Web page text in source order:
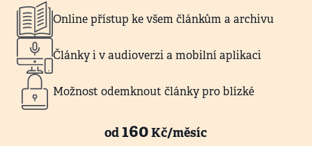
Online přístup ke všem článkům a archivu
Články i v audioverzi a mobilní aplikaci
Možnost odemknout články pro blízké
od160Kč/měsíc